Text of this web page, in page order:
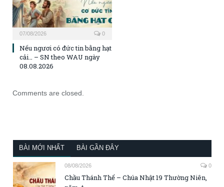
07/08/2026 0
Nếu ngươi có đức tin bằng hạt
cải… – SN theo WAU ngày
08.08.2026
Comments are closed.
BÀI MỚI NHẤT BÀI GẦN ĐÂY
08/08/2026 0
Chầu Thánh Thể – Chúa Nhật 19 Thường Niên,